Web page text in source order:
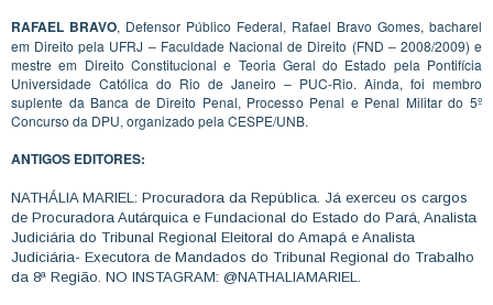
RAFAEL BRAVO, Defensor Público Federal, Rafael Bravo Gomes, bacharel
em Direito pela UFRJ – Faculdade Nacional de Direito (FND – 2008/2009) e
mestre em Direito Constitucional e Teoria Geral do Estado pela Pontifícia
Universidade Católica do Rio de Janeiro – PUC-Rio. Ainda, foi membro
suplente da Banca de Direito Penal, Processo Penal e Penal Militar do 5º
Concurso da DPU, organizado pela CESPE/UNB.
ANTIGOS EDITORES:
NATHÁLIA MARIEL: Procuradora da República. Já exerceu os cargos
de Procuradora Autárquica e Fundacional do Estado do Pará, Analista
Judiciária do Tribunal Regional Eleitoral do Amapá e Analista
Judiciária- Executora de Mandados do Tribunal Regional do Trabalho
da 8ª Região. NO INSTAGRAM: @NATHALIAMARIEL.